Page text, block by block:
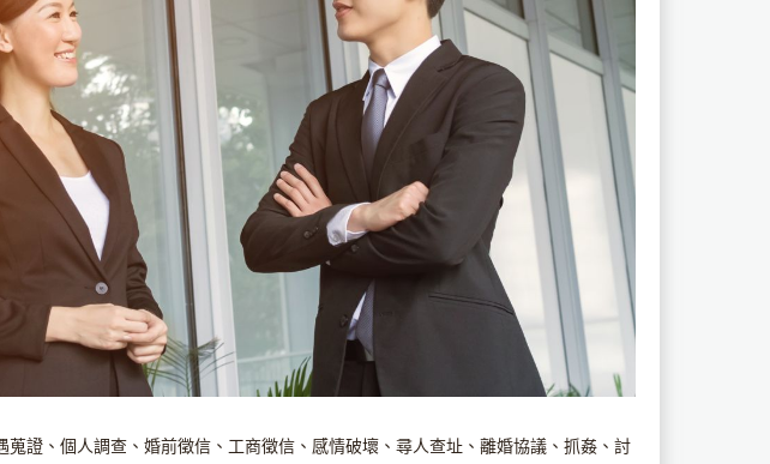
證、個人調查、婚前徵信、工商徵信、感情破壞、尋人查址、離婚協議、抓姦、討